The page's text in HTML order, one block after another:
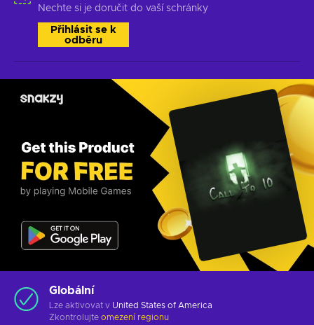
Nechte si je doručit do vaší schránky
Přihlásit se k
odběru
Globální
Lze aktivovat v United States of America
Zkontrolujte omezení regionu